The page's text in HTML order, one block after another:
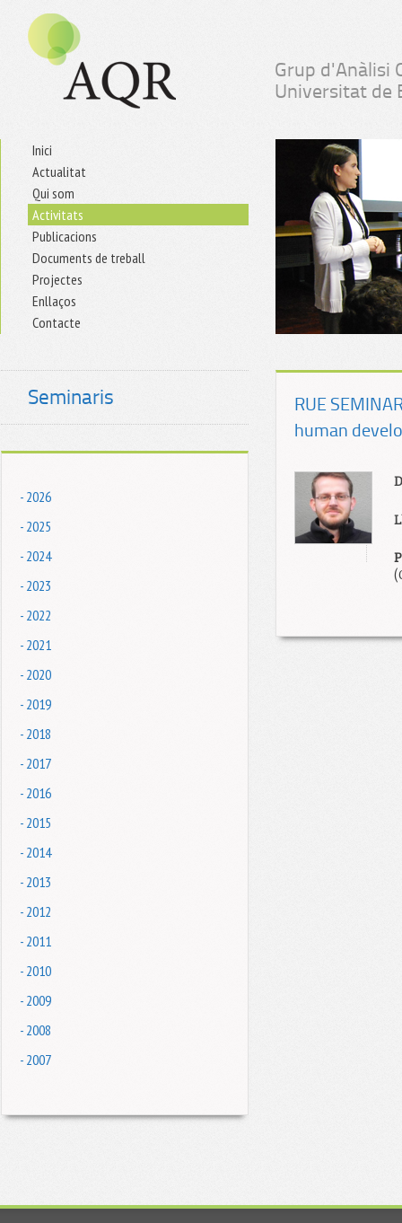
Grup d'Anàlisi
Universitat de
Inici
Actualitat
Qui som
Activitats
Publicacions
Documents de treball
Projectes
Enllaços
Contacte
Seminaris
- 2026
- 2025
- 2024
- 2023
- 2022
- 2021
- 2020
- 2019
- 2018
- 2017
- 2016
- 2015
- 2014
- 2013
- 2012
- 2011
- 2010
- 2009
- 2008
- 2007
RUE
human